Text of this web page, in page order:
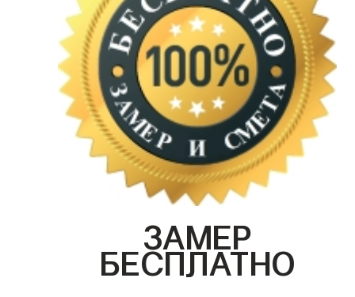
ЗАМЕР
БЕСПЛАТНО